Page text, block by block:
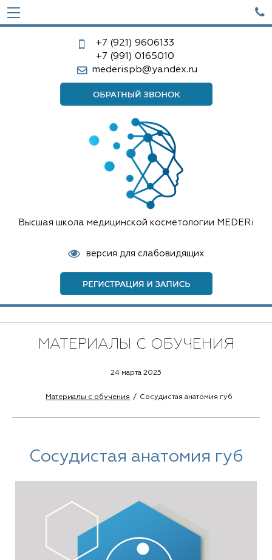

+7 (921) 9606133
+7 (991) 0165010
mederispb@yandex.ru
Высшая школа медицинской косметологии MEDERi
версия для слабовидящих
МАТЕРИАЛЫ С ОБУЧЕНИЯ
24 марта 2023
Материалы с обучения Сосудистая анатомия губ
Сосудистая анатомия губ